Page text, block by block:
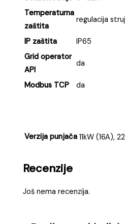
Temperaturna
zaštita
regulacija
IP zaštita IP65
Grid operator
API
da
Modbus TCP da
Verzija punjača 11kW (16A),
Recenzije
Još nema recenzija.